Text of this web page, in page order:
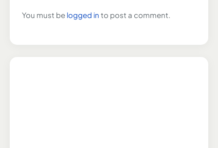
You must be logged in to post a comment.